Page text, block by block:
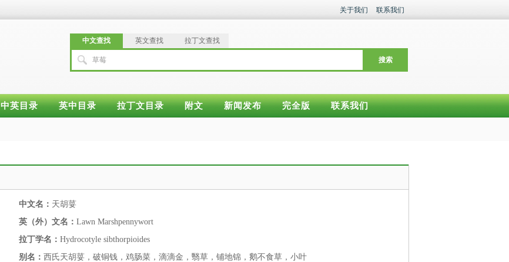
关于我们 联系我们
中文查找 英文查找 拉丁文查找
草莓 搜索
中英目录 英中目录 拉丁文目录 附文 新闻发布 完全版 联系我们
中文名： 天胡荽
英（外）文名： Lawn Marshpennywort
拉丁学名： Hydrocotyle sibthorpioides
别名： 西氏天胡荽，破铜钱，鸡肠菜，滴滴金，翳草，铺地锦，鹅不食草，小叶